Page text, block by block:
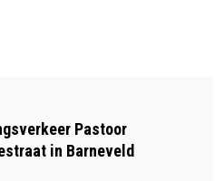
STAAN IN
IN DE
Pastoor
in Barneveld